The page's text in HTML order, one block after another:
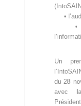
•
•
Un
du 28
avec